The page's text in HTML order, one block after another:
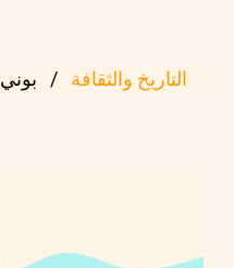
التاريخ والثقافة
بوني